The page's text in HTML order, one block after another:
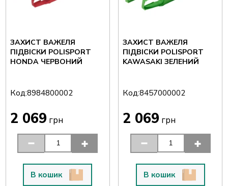
ЗАХИСТ ВАЖЕЛЯ
ПІДВІСКИ POLISPORT
HONDA ЧЕРВОНИЙ
Код:8984800002
2 069грн
В кошик
ЗАХИСТ ВАЖЕЛЯ
ПІДВІСКИ POLISPORT
KAWASAKI ЗЕЛЕНИЙ
Код:8457000002
2 069 грн
В кошик